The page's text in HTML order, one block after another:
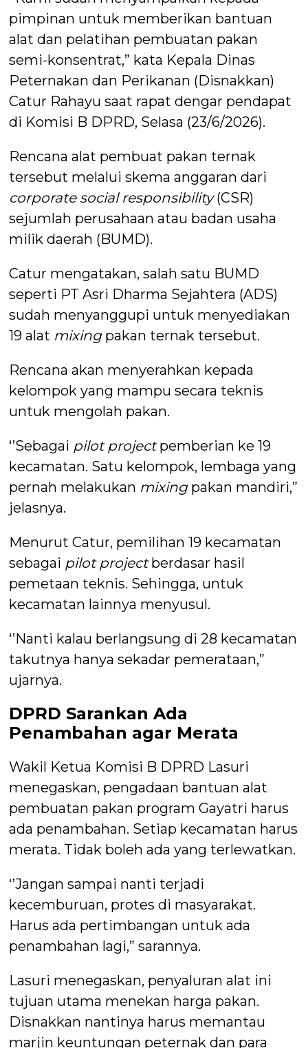
pimpinan untuk memberikan bantuan
alat dan pelatihan pembuatan pakan
semi-konsentrat,” kata Kepala Dinas
Peternakan dan Perikanan (Disnakkan)
Catur Rahayu saat rapat dengar pendapat
di Komisi B DPRD, Selasa (23/6/2026).
Rencana alat pembuat pakan ternak
tersebut melalui skema anggaran dari
corporate social responsibility(CSR)
sejumlah perusahaan atau badan usaha
milik daerah (BUMD).
Catur mengatakan, salah satu BUMD
seperti PT Asri Dharma Sejahtera (ADS)
sudah menyanggupi untuk menyediakan
19 alat mixing pakan ternak tersebut.
Rencana akan menyerahkan kepada
kelompok yang mampu secara teknis
untuk mengolah pakan.
‘’Sebagai pilot projectpemberian ke 19
kecamatan. Satu kelompok, lembaga yang
pernah melakukan mixingpakan mandiri,”
jelasnya.
Menurut Catur, pemilihan 19 kecamatan
sebagai pilot projectberdasar hasil
pemetaan teknis. Sehingga, untuk
kecamatan lainnya menyusul.
‘’Nanti kalau berlangsung di 28 kecamatan
takutnya hanya sekadar pemerataan,”
ujarnya.
DPRD Sarankan Ada
Penambahan agar Merata
Wakil Ketua Komisi B DPRD Lasuri
menegaskan, pengadaan bantuan alat
pembuatan pakan program Gayatri harus
ada penambahan. Setiap kecamatan harus
merata. Tidak boleh ada yang terlewatkan.
‘’Jangan sampai nanti terjadi
kecemburuan, protes di masyarakat.
Harus ada pertimbangan untuk ada
penambahan lagi,” sarannya.
Lasuri menegaskan, penyaluran alat ini
tujuan utama menekan harga pakan.
Disnakkan nantinya harus memantau
marjin keuntungan peternak dan para